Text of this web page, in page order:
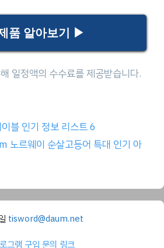
품 알아보기 ▶
블 인기 정보 리스트 6
르웨이 순살고등어 특대 인기 아
tisword@daum.net
그램 구입 문의 링크